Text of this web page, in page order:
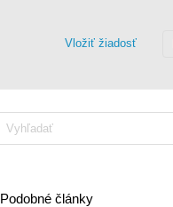
Vložiť žiadosť
Podobné články